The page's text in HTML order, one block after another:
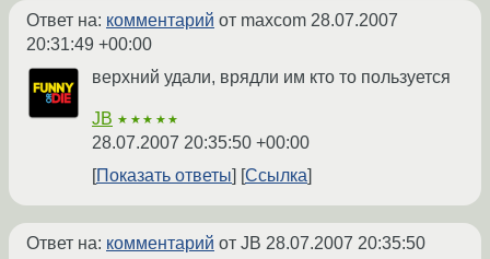
Ответ на: комментарий от maxcom 28.07.2007
20:31:49 +00:00
верхний удали, врядли им кто то пользуется
JB ★★★★★
28.07.2007 20:35:50 +00:00
Показать ответы
Ссылка
Ответ на: комментарий от JB 28.07.2007 20:35:50